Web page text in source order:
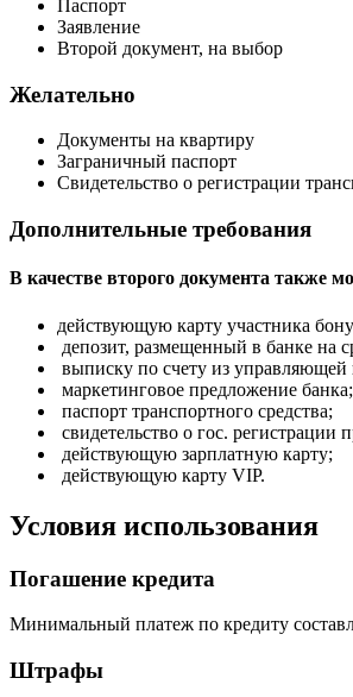
Паспорт
Заявление
Второй документ, на выбор
Желательно
Документы на квартиру
Заграничный паспорт
Свидетельство о регистрации
Дополнительные требования
В качестве второго документа также
действующую карту участника
депозит, размещенный в банке на
выписку по счету из
маркетинговое предложение банка;
паспорт транспортного средства;
свидетельство о гос.
действующую зарплатную карту;
действующую карту VIP.
Условия использования
Погашение кредита
Минимальный платеж по кредиту
Штрафы